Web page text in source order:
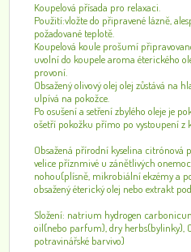
Koupelová přísada pro relaxaci.
Použití:vložte do připravené lázně,
požadované teplotě.
Koupelová koule prošumí
uvolní do koupele aroma éterického
provoní.
Obsažený olivový olej olej zůstává na
ulpívá na pokožce.
Po osušení a setření zbylého oleje je
ošetří pokožku přímo po vystoupení z
Obsažená přírodní kyselina citrónová
velice příznmivé u zánětlivých
nohou(plísně, mikrobiální ekzémy a
obsažený éterický olej nebo extrakt
Složení: natrium hydrogen
oil(nebo parfum), dry herbs(bylinky),
potravinářské barvivo)